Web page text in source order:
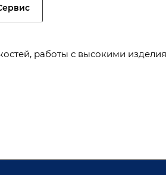
работы с высокими